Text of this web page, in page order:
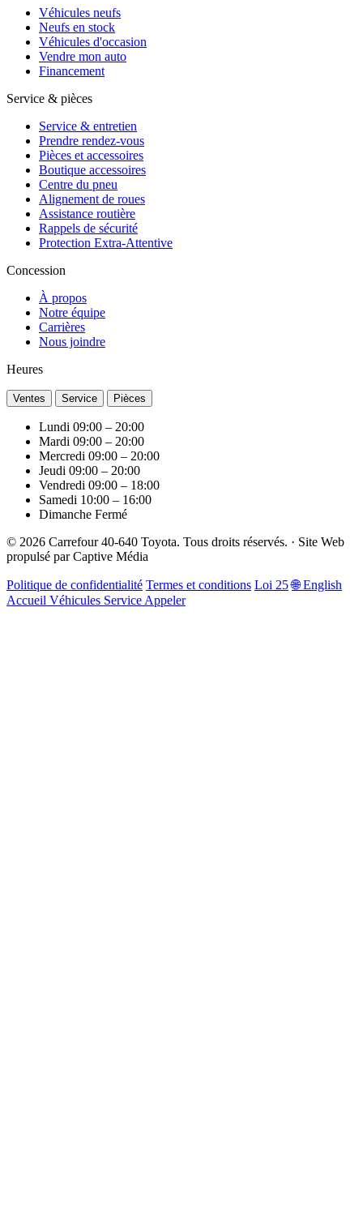
Véhicules neufs
Neufs en stock
Véhicules d'occasion
Vendre mon auto
Financement
Service & pièces
Service & entretien
Prendre rendez-vous
Pièces et accessoires
Boutique accessoires
Centre du pneu
Alignement de roues
Assistance routière
Rappels de sécurité
Protection Extra-Attentive
Concession
À propos
Notre équipe
Carrières
Nous joindre
Heures
Ventes Service Pièces
Lundi 09:00 – 20:00
Mardi 09:00 – 20:00
Mercredi 09:00 – 20:00
Jeudi 09:00 – 20:00
Vendredi 09:00 – 18:00
Samedi 10:00 – 16:00
Dimanche Fermé
© 2026 Carrefour 40-640 Toyota. Tous droits réservés. · Site Web
propulsé parCaptive Média
Politique de confidentialité Termes et conditions Loi 25 🌐 English
Accueil Véhicules Service Appeler